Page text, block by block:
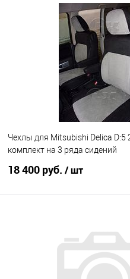
Чехлы для Mitsubishi Delica D:5
комплект на 3 ряда сидений
18 400 руб. / шт
Купить в 1 клик